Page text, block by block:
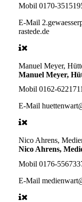
Mobil 0170-
E-Mail
rastede.de
Manuel Meyer,
Manuel Meyer,
Mobil 0162-
E-Mail
Nico Ahrens,
Nico Ahrens,
Mobil 0176-
E-Mail